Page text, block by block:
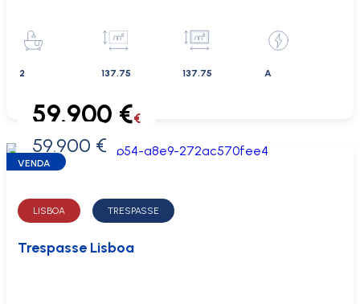
2 137.75 137.75 A
0 €
59.900 €€
59.900 €
VENDA
LISBOA TRESPASSE
Trespasse Lisboa